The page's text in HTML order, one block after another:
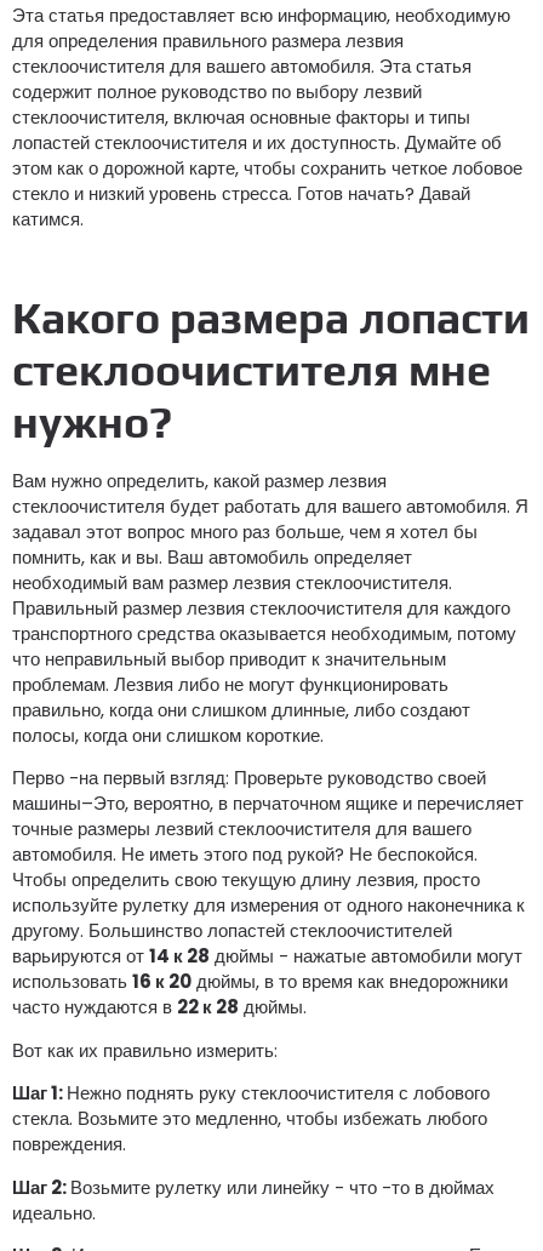
Эта статья предоставляет всю информацию, необходимую
для определения правильного размера лезвия
стеклоочистителя для вашего автомобиля. Эта статья
содержит полное руководство по выбору лезвий
стеклоочистителя, включая основные факторы и типы
лопастей стеклоочистителя и их доступность. Думайте об
этом как о дорожной карте, чтобы сохранить четкое лобовое
стекло и низкий уровень стресса. Готов начать? Давай
катимся.
Какого размера лопасти
стеклоочистителя мне
нужно?
Вам нужно определить, какой размер лезвия
стеклоочистителя будет работать для вашего автомобиля. Я
задавал этот вопрос много раз больше, чем я хотел бы
помнить, как и вы. Ваш автомобиль определяет
необходимый вам размер лезвия стеклоочистителя.
Правильный размер лезвия стеклоочистителя для каждого
транспортного средства оказывается необходимым, потому
что неправильный выбор приводит к значительным
проблемам. Лезвия либо не могут функционировать
правильно, когда они слишком длинные, либо создают
полосы, когда они слишком короткие.
Перво -на первый взгляд: Проверьте руководство своей
машины–Это, вероятно, в перчаточном ящике и перечисляет
точные размеры лезвий стеклоочистителя для вашего
автомобиля. Не иметь этого под рукой? Не беспокойся.
Чтобы определить свою текущую длину лезвия, просто
используйте рулетку для измерения от одного наконечника к
другому. Большинство лопастей стеклоочистителей
варьируются от14 к 28 дюймы - нажатые автомобили могут
использовать16 к 20дюймы, в то время как внедорожники
часто нуждаются в 22 к 28 дюймы.
Вот как их правильно измерить:
Шаг 1:Нежно поднять руку стеклоочистителя с лобового
стекла. Возьмите это медленно, чтобы избежать любого
повреждения.
Шаг 2:Возьмите рулетку или линейку - что -то в дюймах
идеально.